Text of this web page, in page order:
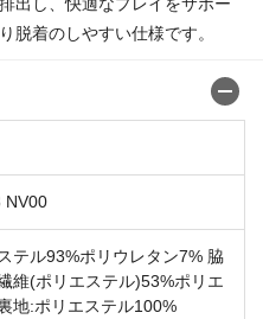
脱着のしやすい仕様です。
NV00
テル93%ポリウレタン7% 脇
維(ポリエステル)53%ポリエ
地:ポリエステル100%